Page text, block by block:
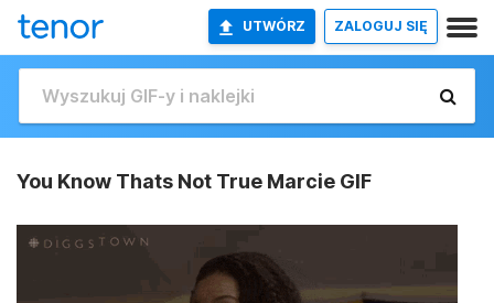
UTWÓRZ ZALOGUJ SIĘ
You Know Thats Not True Marcie GIF